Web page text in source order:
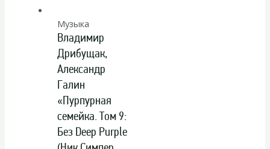
Музыка
Владимир
Дрибущак,
Александр
Галин
«Пурпурная
семейка. Том 9:
Без Deep Purple